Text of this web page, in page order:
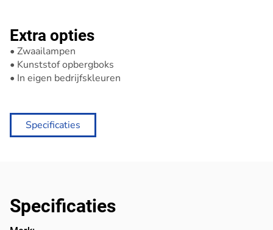
Extra opties
• Zwaailampen
• Kunststof opbergboks
• In eigen bedrijfskleuren
Specificaties
Specificaties